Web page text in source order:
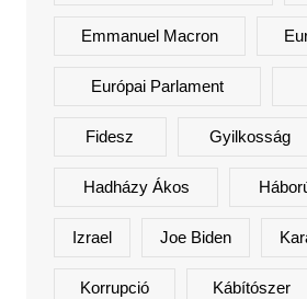
Emmanuel Macron
Európai Parlament
Fidesz Gyilkosság
Hadházy Ákos
Izrael Joe Biden
Korrupció Kábítószer